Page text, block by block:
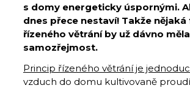
s domy energeticky úspornými.
dnes přece nestaví! Takže
řízeného větrání by už dávno
samozřejmost.
Princip řízeného větrání je
vzduch do domu kultivovaně